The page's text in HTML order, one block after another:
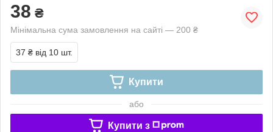
38 ₴
Мінімальна сума замовлення на сайті — 200 ₴
37 ₴ від 10 шт.
Купити
або
Купити з